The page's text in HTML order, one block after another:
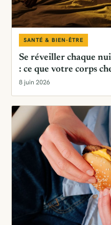
SANTÉ & BIEN-ÊTRE
Se réveiller chaque
: ce que votre corps
8 juin 2026